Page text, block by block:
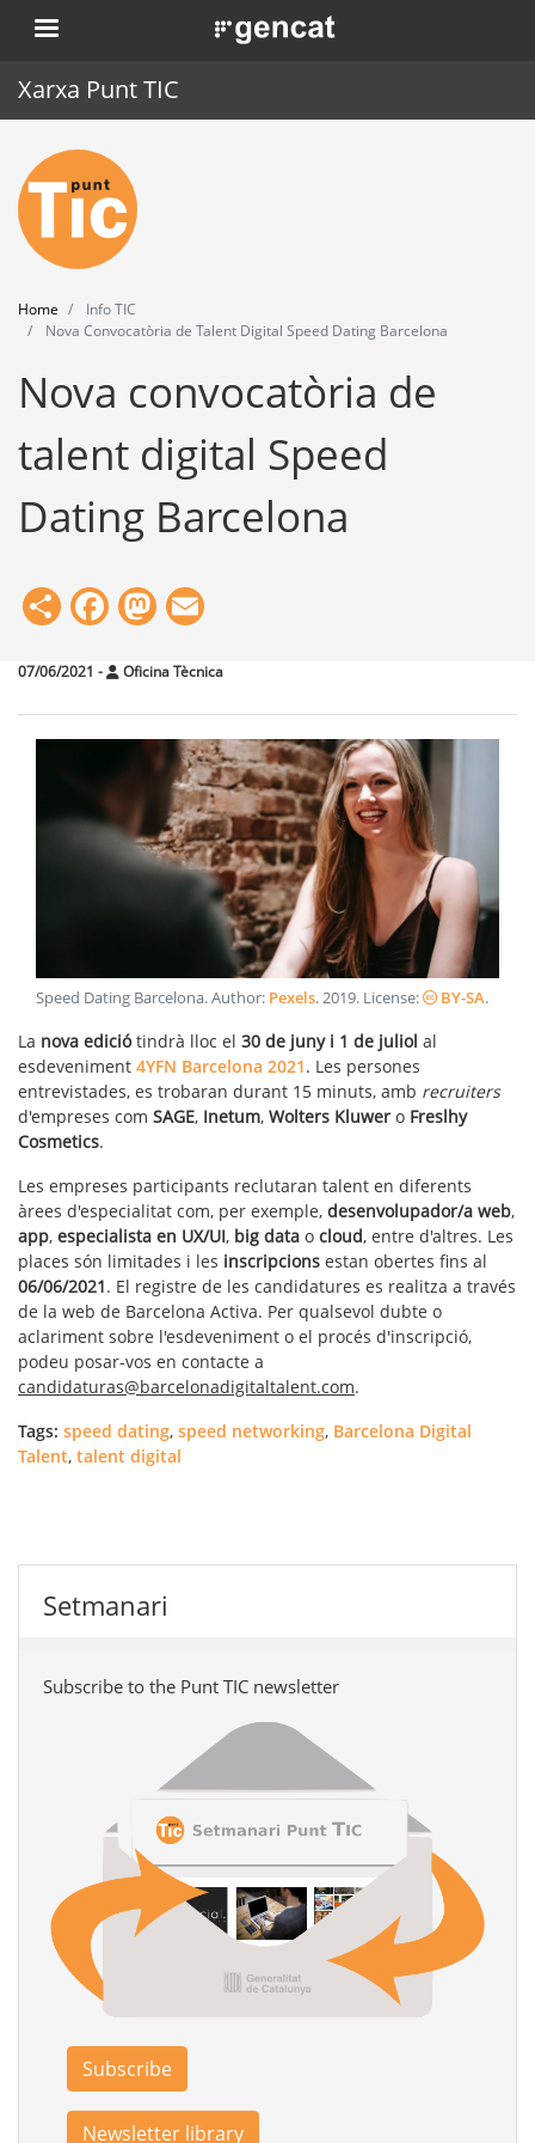
Skip
to
. Obre en una nova finestra.
Xarxa Punt TIC
Home
Punt TIC
News
Events
Training
Tools
Home
Info TIC
Nova Convocatòria de Talent Digital Speed Dating Barcelona
Nova convocatòria de
talent digital Speed
Dating Barcelona
ShareFacebook
Mastodon
07/06/2021 - Oficina Tècnica
Speed Dating Barcelona. Author: Pexels.2019. License: BY-SA.
La nova ediciótindrà lloc el 30 de juny i 1 de juliol al
esdeveniment 4YFN Barcelona 2021. Les persones
entrevistades, es trobaran durant 15 minuts, amb recruiters
d'empreses com SAGE, Inetum, Wolters Kluwer o Freslhy
Cosmetics.
Les empreses participants reclutaran talent en diferents
àrees d'especialitat com, per exemple, desenvolupador/a web,
app, especialista en UX/UI, big data o cloud, entre d'altres. Les
places són limitades i les inscripcions estan obertes fins al
06/06/2021. El registre de les candidatures es realitza a través
de la web de Barcelona Activa. Per qualsevol dubte o
aclariment sobre l'esdeveniment o el procés d'inscripció,
podeu posar-vos en contacte a
candidaturas@barcelonadigitaltalent.com.
Tags: speed dating, speed networking, Barcelona Digital
Talent, talent digital
Setmanari
Subscribe to the Punt TIC newsletter
Subscribe
Newsletter library